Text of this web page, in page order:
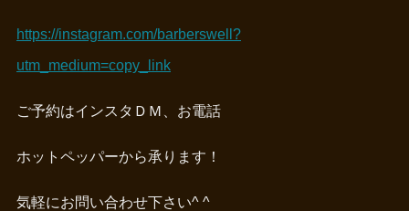
https://instagram.com/barberswell?
utm_medium=copy_link
ご予約はインスタＤＭ、お電話
ホットペッパーから承ります！
気軽にお問い合わせ下さい^ ^